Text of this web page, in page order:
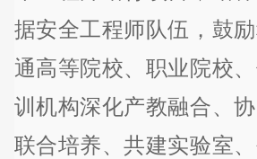
据安全工程师队伍，鼓
通高等院校、职业院校
训机构深化产教融合、
联合培养、共建实验室